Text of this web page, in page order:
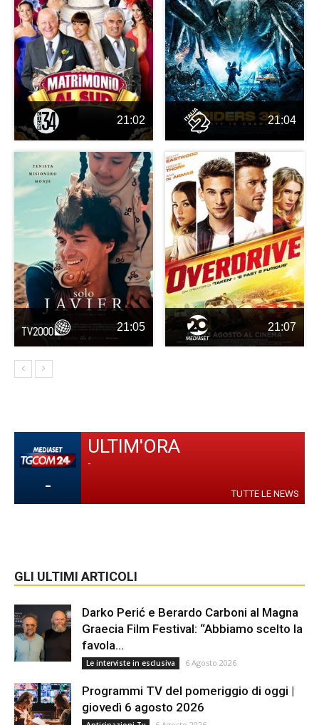
21:02 21:04
21:05 21:07
-
ULTIM'ORA
-
TUTTE LE NEWS
GLI ULTIMI ARTICOLI
Darko Perić e Berardo Carboni al Magna
Graecia Film Festival: “Abbiamo scelto la
favola...
Le interviste in esclusiva 6 Agosto 2026
Programmi TV del pomeriggio di oggi |
giovedì 6 agosto 2026